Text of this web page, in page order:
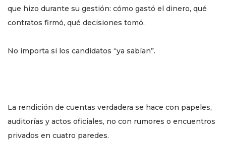
que hizo durante su gestión: cómo gastó el dinero, qué
contratos firmó, qué decisiones tomó.
No importa si los candidatos “ya sabían”.
La rendición de cuentas verdadera se hace con papeles,
auditorías y actos oficiales, no con rumores o encuentros
privados en cuatro paredes.